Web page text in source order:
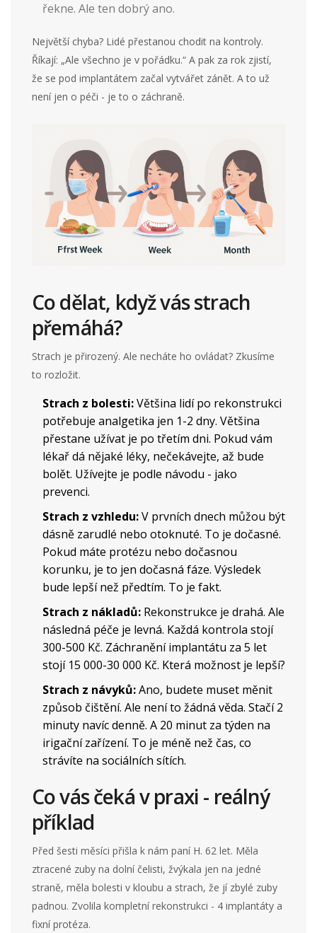
řekne. Ale ten dobrý ano.
Největší chyba? Lidé přestanou chodit na kontroly.
Říkají: „Ale všechno je v pořádku.“ A pak za rok zjistí,
že se pod implantátem začal vytvářet zánět. A to už
není jen o péči - je to o záchraně.
Co dělat, když vás strach
přemáhá?
Strach je přirozený. Ale necháte ho ovládat? Zkusíme
to rozložit.
Strach z bolesti:Většina lidí po rekonstrukci
potřebuje analgetika jen 1-2 dny. Většina
přestane užívat je po třetím dni. Pokud vám
lékař dá nějaké léky, nečekávejte, až bude
bolět. Užívejte je podle návodu - jako
prevenci.
Strach z vzhledu:V prvních dnech můžou být
dásně zarudlé nebo otoknuté. To je dočasné.
Pokud máte protézu nebo dočasnou
korunku, je to jen dočasná fáze. Výsledek
bude lepší než předtím. To je fakt.
Strach z nákladů: Rekonstrukce je drahá. Ale
následná péče je levná. Každá kontrola stojí
300-500 Kč. Záchranění implantátu za 5 let
stojí 15 000-30 000 Kč. Která možnost je lepší?
Strach z návyků:Ano, budete muset měnit
způsob čištění. Ale není to žádná věda. Stačí 2
minuty navíc denně. A 20 minut za týden na
irigační zařízení. To je méně než čas, co
strávíte na sociálních sítích.
Co vás čeká v praxi - reálný
příklad
Před šesti měsíci přišla k nám paní H. 62 let. Měla
ztracené zuby na dolní čelisti, žvýkala jen na jedné
straně, měla bolesti v kloubu a strach, že jí zbylé zuby
padnou. Zvolila kompletní rekonstrukci - 4 implantáty a
fixní protéza.